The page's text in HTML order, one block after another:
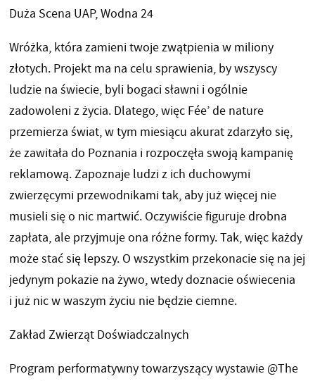
Duża Scena UAP, Wodna 24
Wróżka, która zamieni twoje zwątpienia w miliony
złotych. Projekt ma na celu sprawienia, by wszyscy
ludzie na świecie, byli bogaci sławni i ogólnie
zadowoleni z życia. Dlatego, więc Fée’ de nature
przemierza świat, w tym miesiącu akurat zdarzyło się,
że zawitała do Poznania i rozpoczęła swoją kampanię
reklamową. Zapoznaje ludzi z ich duchowymi
zwierzęcymi przewodnikami tak, aby już więcej nie
musieli się o nic martwić. Oczywiście figuruje drobna
zapłata, ale przyjmuje ona różne formy. Tak, więc każdy
może stać się lepszy. O wszystkim przekonacie się na jej
jedynym pokazie na żywo, wtedy doznacie oświecenia
i już nic w waszym życiu nie będzie ciemne.
Zakład Zwierząt Doświadczalnych
Program performatywny towarzyszący wystawie @The